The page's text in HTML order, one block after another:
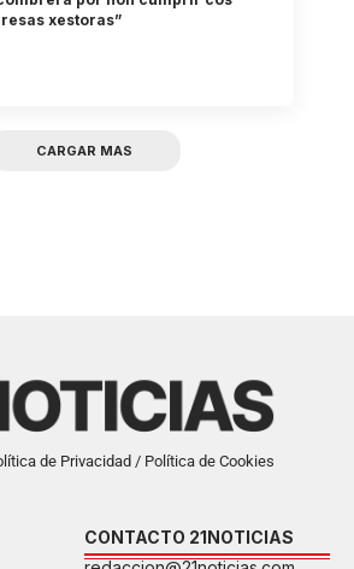
xestoras”
CARGAR MAS
de Privacidad / Política de Cookies
CONTACTO 21NOTICIAS